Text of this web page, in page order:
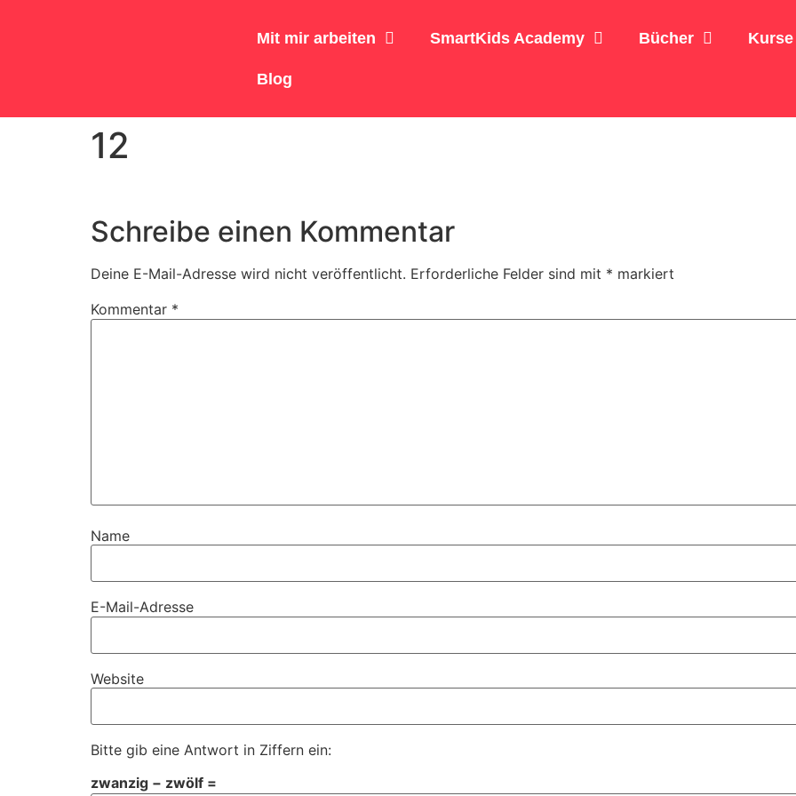
Mit mir arbeiten SmartKids Academy Bücher Kurse
Blog
12
Schreibe einen Kommentar
Deine E-Mail-Adresse wird nicht veröffentlicht. Erforderliche Felder sind mit * markiert
Kommentar *
Name
E-Mail-Adresse
Website
Bitte gib eine Antwort in Ziffern ein:
zwanzig − zwölf =